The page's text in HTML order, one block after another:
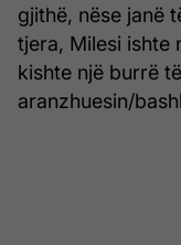
gjithë, nëse janë
tjera, Milesi ishte
kishte një burrë
aranzhuesin/